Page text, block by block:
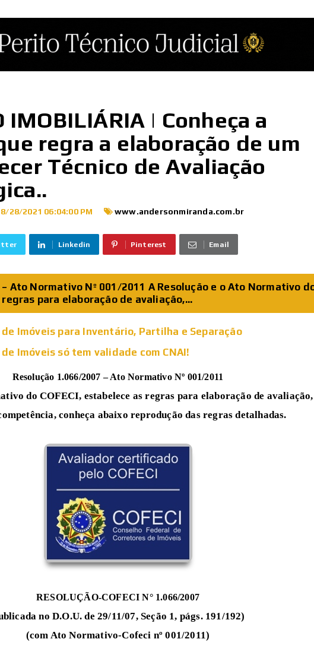
IMOBILIÁRIA | Conheça a
regra a elaboração de um
Técnico de Avaliação
8/28/2021 06:04:00 PM www.andersonmiranda.com.br
Linkedin Pinterest Email
Ato Normativo Nº 001/2011 A Resolução e o Ato Normativo
regras para elaboração de avaliação,...
Imóveis para Inventário, Partilha e Separação
Imóveis só tem validade com CNAI!
Resolução 1.066/2007 – Ato Normativo Nº 001/2011
do COFECI, estabelece as regras para elaboração de
conheça abaixo reprodução das regras detalhadas.
RESOLUÇÃO-COFECI N° 1.066/2007
no D.O.U. de 29/11/07, Seção 1, págs. 191/192)
(com Ato Normativo-Cofeci nº 001/2011)